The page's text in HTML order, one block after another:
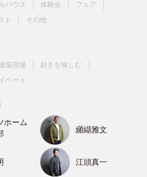
ハウス 体験会
フェア
ト
その他
築現場
好きを愉しむ
ベート
ホーム
纐纈雅文
江頭真一